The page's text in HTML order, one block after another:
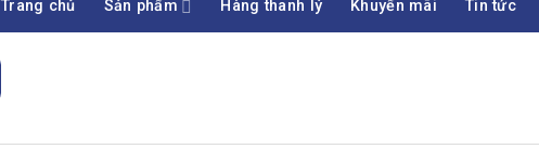
Trang chủ Sản phẩm Hàng thanh lý Khuyến mãi Tin tức